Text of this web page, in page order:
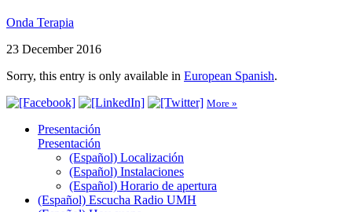
Onda Terapia
23 December 2016
Sorry, this entry is only available in European Spanish.
More »
Presentación
Presentación
(Español) Localización
(Español) Instalaciones
(Español) Horario de apertura
(Español) Escucha Radio UMH